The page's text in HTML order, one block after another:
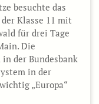
besuchte das
Klasse 11 mit
für drei Tage
Die
der Bundesbank
in der
„Europa“